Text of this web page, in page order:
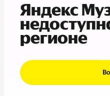
Яндекс
регионе